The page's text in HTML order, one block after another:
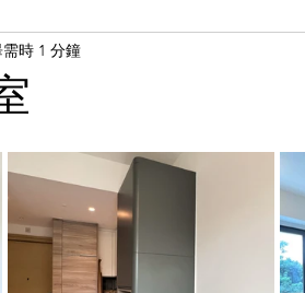
工人房
時 1 分鐘